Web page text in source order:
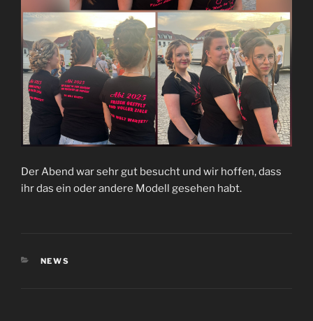
Der Abend war sehr gut besucht und wir hoffen, dass
ihr das ein oder andere Modell gesehen habt.
KATEGORIEN
NEWS